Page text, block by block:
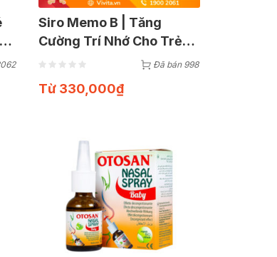
Siro Memo B | Tăng
Cường Trí Nhớ Cho Trẻ
Nhỏ | Chai 150ml
Đã bán 998
Từ 330,000₫